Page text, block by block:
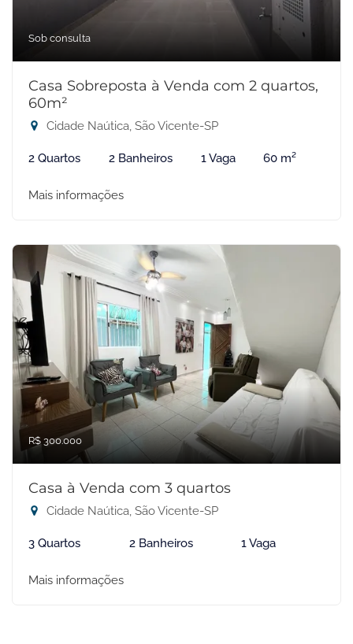
Sob consulta
Casa Sobreposta à Venda com 2 quartos,
60m²
Cidade Naútica, São Vicente-SP
2 Quartos 2 Banheiros 1 Vaga 60 m²
Mais informações
R$ 300.000
Casa à Venda com 3 quartos
Cidade Naútica, São Vicente-SP
3 Quartos 2 Banheiros 1 Vaga
Mais informações